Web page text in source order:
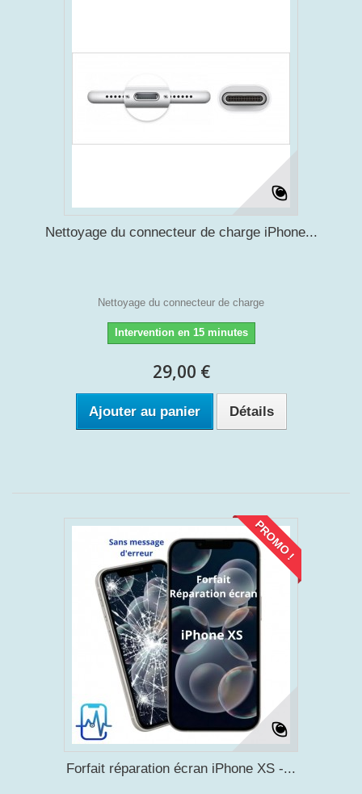
Nettoyage du connecteur de charge iPhone...
Nettoyage du connecteur de charge
Intervention en 15 minutes
29,00 €
Ajouter au panier Détails
PROMO !
Forfait réparation écran iPhone XS -...